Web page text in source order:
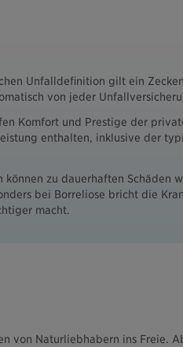
Unfalldefinition gilt ein
von jeder
Komfort und Prestige der
enthalten, inklusive der
können zu dauerhaften Schäden
bei Borreliose bricht die
macht.
von Naturliebhabern ins Freie.